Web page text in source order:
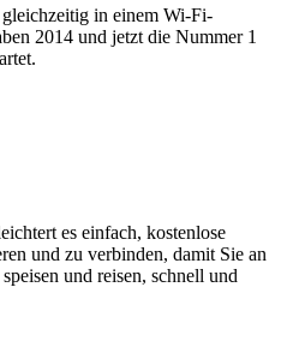
in einem Wi-Fi-
2014 und jetzt die Nummer 1
es einfach, kostenlose
und zu verbinden, damit Sie an
und reisen, schnell und